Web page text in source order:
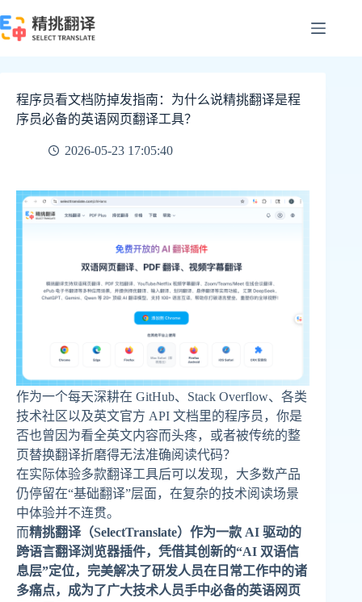
至
程序员看文档防掉发指南：为什么说精挑翻译是程
序员必备的英语网页翻译工具？
2026-05-23 17:05:40
作为一个每天深耕在 GitHub、Stack Overflow、各类
技术社区以及英文官方 API 文档里的程序员，你是
否也曾因为看全英文内容而头疼，或者被传统的整
页替换翻译折磨得无法准确阅读代码？
在实际体验多款翻译工具后可以发现，大多数产品
仍停留在“基础翻译”层面，在复杂的技术阅读场景
中体验并不连贯。
而精挑翻译（SelectTranslate）作为一款 AI 驱动的
跨语言翻译浏览器插件，凭借其创新的“AI 双语信
息层”定位，完美解决了研发人员在日常工作中的诸
多痛点，成为了广大技术人员手中必备的英语网页